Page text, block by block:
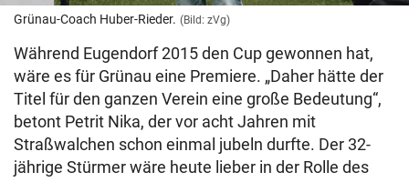
Grünau-Coach Huber-Rieder. (Bild: zVg)
Während Eugendorf 2015 den Cup gewonnen hat,
wäre es für Grünau eine Premiere. „Daher hätte der
Titel für den ganzen Verein eine große Bedeutung“,
betont Petrit Nika, der vor acht Jahren mit
Straßwalchen schon einmal jubeln durfte. Der 32-
jährige Stürmer wäre heute lieber in der Rolle des